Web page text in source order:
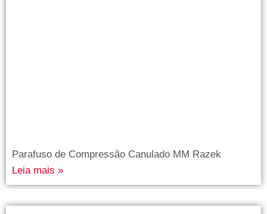
Parafuso de Compressão Canulado MM Razek
Leia mais »